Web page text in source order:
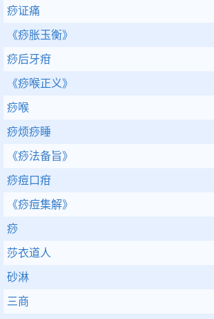
痧证痛
《痧胀玉衡》
痧后牙疳
《痧喉正义》
痧喉
痧烦痧睡
《痧法备旨》
痧痘口疳
《痧痘集解》
痧
莎衣道人
砂淋
三商